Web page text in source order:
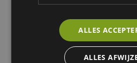
ALLES
ALLES